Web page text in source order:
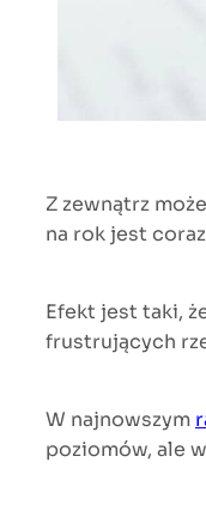
Z zewnątrz
na rok jest
Efekt jest taki,
frustrujących
W najnowszym
poziomów, ale